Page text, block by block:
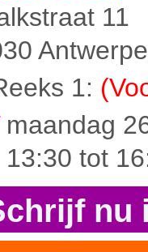
11
1:
maandag
13:30 tot
nu